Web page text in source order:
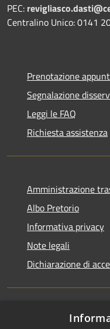
PEC:
Centralino Unico: 0141
Prenotazione
Segnalazione
Leggi le FAQ
Richiesta assistenza
Amministrazione
Albo Pretorio
Informativa privacy
Note legali
Dichiarazione di